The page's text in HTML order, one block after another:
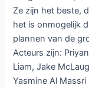
Ze zijn het beste,
het is onmogelijk
plannen van de
Acteurs zijn:
Liam, Jake
Yasmine Al